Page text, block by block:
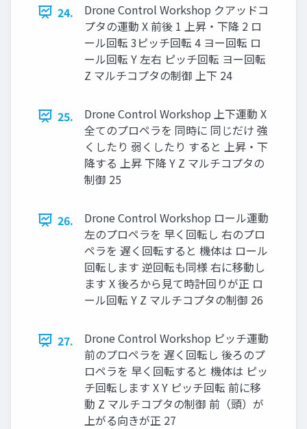
24.
Drone Control Workshop クアッドコ
プタの運動 X 前後 1 上昇・下降 2 ロ
ール回転 3ピッチ回転 4 ヨー回転 ロ
ール回転 Y 左右 ピッチ回転 ヨー回転
Z マルチコプタの制御 上下 24
25.
Drone Control Workshop 上下運動 X
全てのプロペラを 同時に 同じだけ 強
くしたり 弱くしたり すると 上昇・下
降する 上昇 下降 Y Z マルチコプタの
制御 25
26.
Drone Control Workshop ロール運動
左のプロペラを 早く回転し 右のプロ
ペラを 遅く回転すると 機体は ロール
回転します 逆回転も同様 右に移動し
ます X 後ろから⾒て時計回りが正 ロ
ール回転 Y Z マルチコプタの制御 26
27.
Drone Control Workshop ピッチ運動
前のプロペラを 遅く回転し 後ろのプ
ロペラを 早く回転すると 機体は ピッ
チ回転します X Y ピッチ回転 前に移
動 Z マルチコプタの制御 前（頭）が
上がる向きが正 27